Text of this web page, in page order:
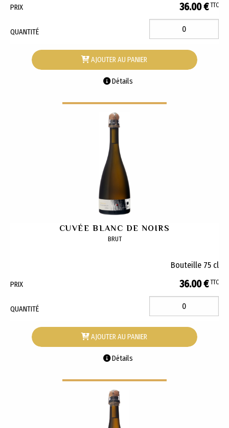
PRIX 36.00 € TTC
QUANTITÉ
AJOUTER AU PANIER
Détails
CUVÉE BLANC DE NOIRS
BRUT
Bouteille 75 cl
PRIX 36.00 € TTC
QUANTITÉ
AJOUTER AU PANIER
Détails